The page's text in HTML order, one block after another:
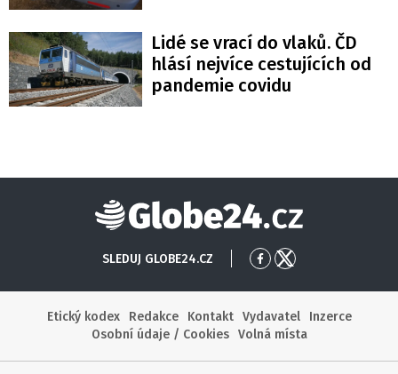
Lidé se vrací do vlaků. ČD
hlásí nejvíce cestujících od
pandemie covidu
Globe24
SLEDUJ GLOBE24.CZ
PřejítPřejít
Etický kodex
Redakce Kontakt Vydavatel
Inzerce
Osobní údaje / Cookies
Volná místa